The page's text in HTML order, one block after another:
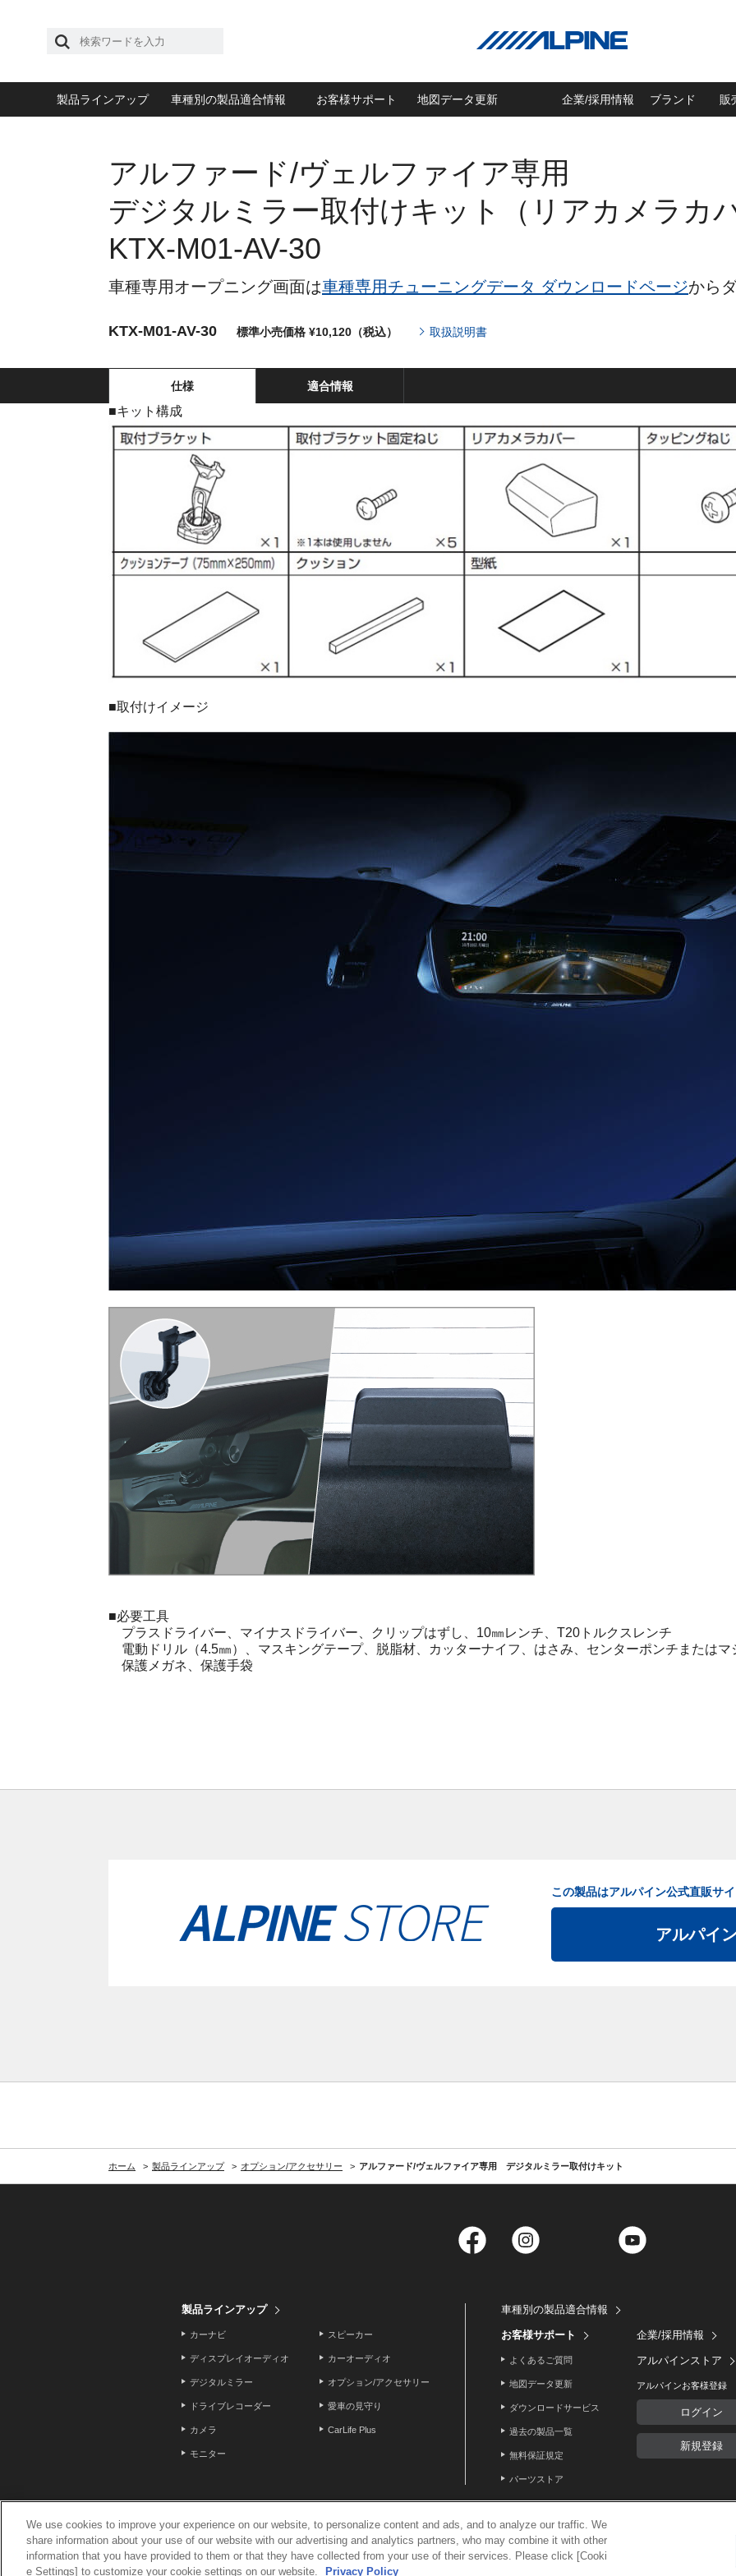
製品ラインアップ 車種別の製品適合情報 お客様サポート 地図データ更新 企業/採用情報 ブランド 販
アルファード/ヴェルファイア専用
デジタルミラー取付けキット（リアカメラカ
KTX-M01-AV-30
車種専用オープニング画面は車種専用チューニングデータ ダウンロードページから
KTX-M01-AV-30 標準小売価格 ¥10,120（税込） 取扱説明書
仕様 適合情報
■キット構成
■取付けイメージ
■必要工具
プラスドライバー、マイナスドライバー、クリップはずし、10㎜レンチ、T20トルクスレンチ
電動ドリル（4.5㎜）、マスキングテープ、脱脂材、カッターナイフ、はさみ、センターポンチまたはマ
保護メガネ、保護手袋
この製品はアルパイン公式直販サイ
アルパイ
ホーム 製品ラインアップ オプション/アクセサリー アルファード/ヴェルファイア専用 デジタルミラー取付けキット
Facebook Twitter
製品ラインアップ
カーナビ
ディスプレイオーディオ
デジタルミラー
ドライブレコーダー
カメラ
モニター
スピーカー
カーオーディオ
オプション/アクセサリー
愛車の見守り
CarLife Plus
車種別の製品適合情報
お客様サポート
よくあるご質問
地図データ更新
ダウンロードサービス
過去の製品一覧
無料保証規定
パーツストア
企業/採用情報
アルパインストア
アルパインお客様登録
ログイン
新規登録
ニュースリリース お問い合わせ
サイト利用案内
個人情報保護方針
個人情報のお取扱いについて 各種サービスの個人情報保護方針
We use cookies to improve your experience on our website, to personalize content and ads, and to analyze our traffic. We
share information about your use of our website with our advertising and analytics partners, who may combine it with other
information that you have provided to them or that they have collected from your use of their services. Please click [Cooki
e Settings] to customize your cookie settings on our website.
Privacy Policy